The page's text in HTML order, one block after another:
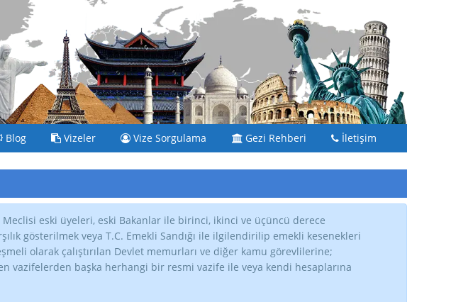
Blog Vizeler Vize Sorgulama Gezi Rehberi İletişim
eski üyeleri, eski Bakanlar ile birinci, ikinci ve üçüncü derece
gösterilmek veya T.C. Emekli Sandığı ile ilgilendirilip emekli kesenekleri
olarak çalıştırılan Devlet memurları ve diğer kamu görevlilerine;
vazifelerden başka herhangi bir resmi vazife ile veya kendi hesaplarına